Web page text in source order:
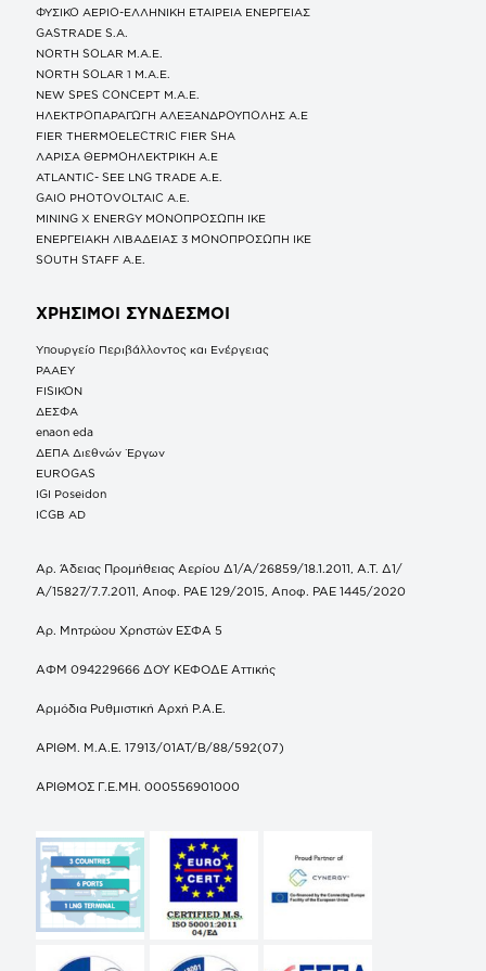
ΦΥΣΙΚΟ ΑΕΡΙΟ-ΕΛΛΗΝΙΚΗ ΕΤΑΙΡΕΙΑ ΕΝΕΡΓΕΙΑΣ
GASTRADE S.A.
NORTH SOLAR M.Α.Ε.
NORTH SOLAR 1 M.Α.Ε.
NEW SPES CONCEPT Μ.Α.Ε.
ΗΛΕΚΤΡΟΠΑΡΑΓΩΓΗ ΑΛΕΞΑΝΔΡΟΥΠΟΛΗΣ A.E
FIER THERMOELECTRIC FIER SHA
ΛΑΡΙΣΑ ΘΕΡΜΟΗΛΕΚΤΡΙΚΗ A.E
ATLANTIC- SEE LNG TRADE A.E.
GAIO PHOTOVOLTAIC Α.Ε.
MINING X ENERGY ΜΟΝΟΠΡΟΣΩΠΗ ΙΚΕ
ΕΝΕΡΓΕΙΑΚΗ ΛΙΒΑΔΕΙΑΣ 3 ΜΟΝΟΠΡΟΣΩΠΗ ΙΚΕ
SOUTH STAFF Α.Ε.
ΧΡΗΣΙΜΟΙ ΣΥΝΔΕΣΜΟΙ
Υπουργείο Περιβάλλοντος και Ενέργειας
ΡΑΑΕΥ
FISIKON
ΔΕΣΦΑ
enaon eda
ΔΕΠΑ Διεθνών Έργων
EUROGAS
IGI Poseidon
ICGB AD
Αρ. Άδειας Προμήθειας Αερίου Δ1/Α/26859/18.1.2011, Α.Τ. Δ1/
Α/15827/7.7.2011, Αποφ. ΡΑΕ 129/2015, Αποφ. ΡΑΕ 1445/2020
Αρ. Μητρώου Χρηστών ΕΣΦΑ 5
ΑΦΜ 094229666 ΔΟΥ ΚΕΦΟΔΕ Αττικής
Αρμόδια Ρυθμιστική Αρχή Ρ.Α.Ε.
ΑΡΙΘΜ. Μ.Α.Ε. 17913/01ΑΤ/Β/88/592(07)
ΑΡΙΘΜΟΣ Γ.Ε.ΜΗ. 000556901000